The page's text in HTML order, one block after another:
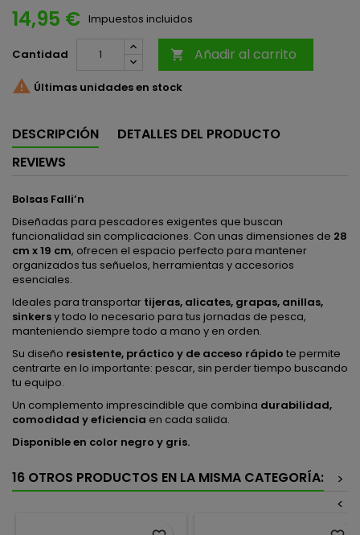
14,95 € Impuestos incluidos
Cantidad  Añadir al carrito
 Últimas unidades en stock
DESCRIPCIÓN
DETALLES DEL PRODUCTO
REVIEWS
Bolsas Falli’n
Diseñadas para pescadores exigentes que buscan
funcionalidad sin complicaciones. Con unas dimensiones de 28
cm x 19 cm, ofrecen el espacio perfecto para mantener
organizados tus señuelos, herramientas y accesorios
esenciales.
Ideales para transportar tijeras, alicates, grapas, anillas,
sinkersy todo lo necesario para tus jornadas de pesca,
manteniendo siempre todo a mano y en orden.
Su diseño resistente, práctico y de acceso rápido te permite
centrarte en lo importante: pescar, sin perder tiempo buscando
tu equipo.
Un complemento imprescindible que combina durabilidad,
comodidad y eficiencia en cada salida.
Disponible en color negro y gris.
16 OTROS PRODUCTOS EN LA MISMA CATEGORÍA:
>
<